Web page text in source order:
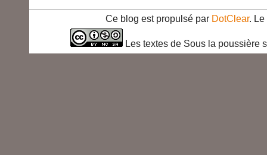
Ce blog est propulsé par DotClear. Le
Les textes de Sous la poussière